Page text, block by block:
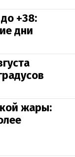
+38:
дни
жары: